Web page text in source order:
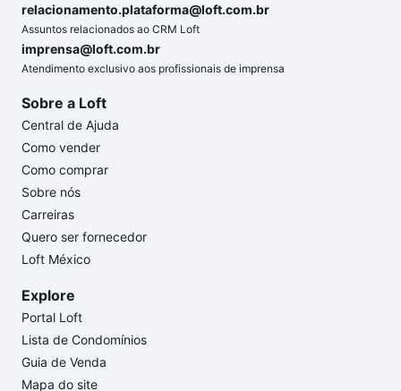
relacionamento.plataforma@loft.com.br
Assuntos relacionados ao CRM Loft
imprensa@loft.com.br
Atendimento exclusivo aos profissionais de imprensa
Sobre a Loft
Central de Ajuda
Como vender
Como comprar
Sobre nós
Carreiras
Quero ser fornecedor
Loft México
Explore
Portal Loft
Lista de Condomínios
Guia de Venda
Mapa do site